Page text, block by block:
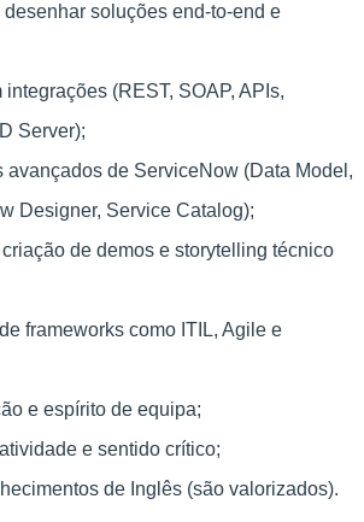
soluções end‑to‑end e
(REST, SOAP, APIs,
Server);
avançados de ServiceNow (Data Model,
Designer, Service Catalog);
de demos e storytelling técnico
frameworks como ITIL, Agile e
e espírito de equipa;
e sentido crítico;
de Inglês (são valorizados).